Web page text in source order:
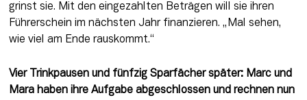
grinst sie. Mit den eingezahlten Beträgen will sie ihren
Führerschein im nächsten Jahr finanzieren. „Mal sehen,
wie viel am Ende rauskommt.“
Vier Trinkpausen und fünfzig Sparfächer später: Marc und
Mara haben ihre Aufgabe abgeschlossen und rechnen nun